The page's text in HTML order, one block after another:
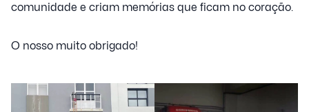
comunidade e criam memórias que ficam no coração.
O nosso muito obrigado!